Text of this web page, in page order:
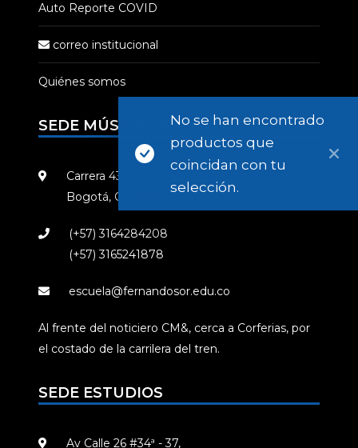
No se han encontrado
productos que
coincidan con tu
selección.
Auto Reporte COVID
correo institucional
Quiénes somos
SEDE MÚSICA – AUDIO
Carrera 43 A # 21 - 67,
Bogotá, Colombia.
(+57) 3164284208
(+57) 3165241878
escuela@fernandosor.edu.co
Al frente del noticiero CM&, cerca a Corferias, por
el costado de la carrilera del tren.
SEDE ESTUDIOS
Av Calle 26 #34ª - 37,